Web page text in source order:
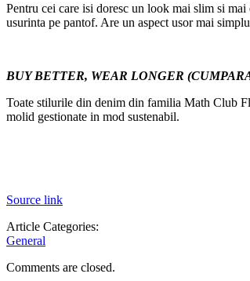
Pentru cei care isi doresc un look mai slim si mai
usurinta pe pantof. Are un aspect usor mai
BUY BETTER, WEAR LONGER (
Toate stilurile din denim din familia Math Club
molid gestionate in mod sustenabil.
Source link
Article Categories:
General
Comments are closed.